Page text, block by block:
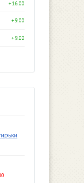
+16.00
+9.00
+9.00